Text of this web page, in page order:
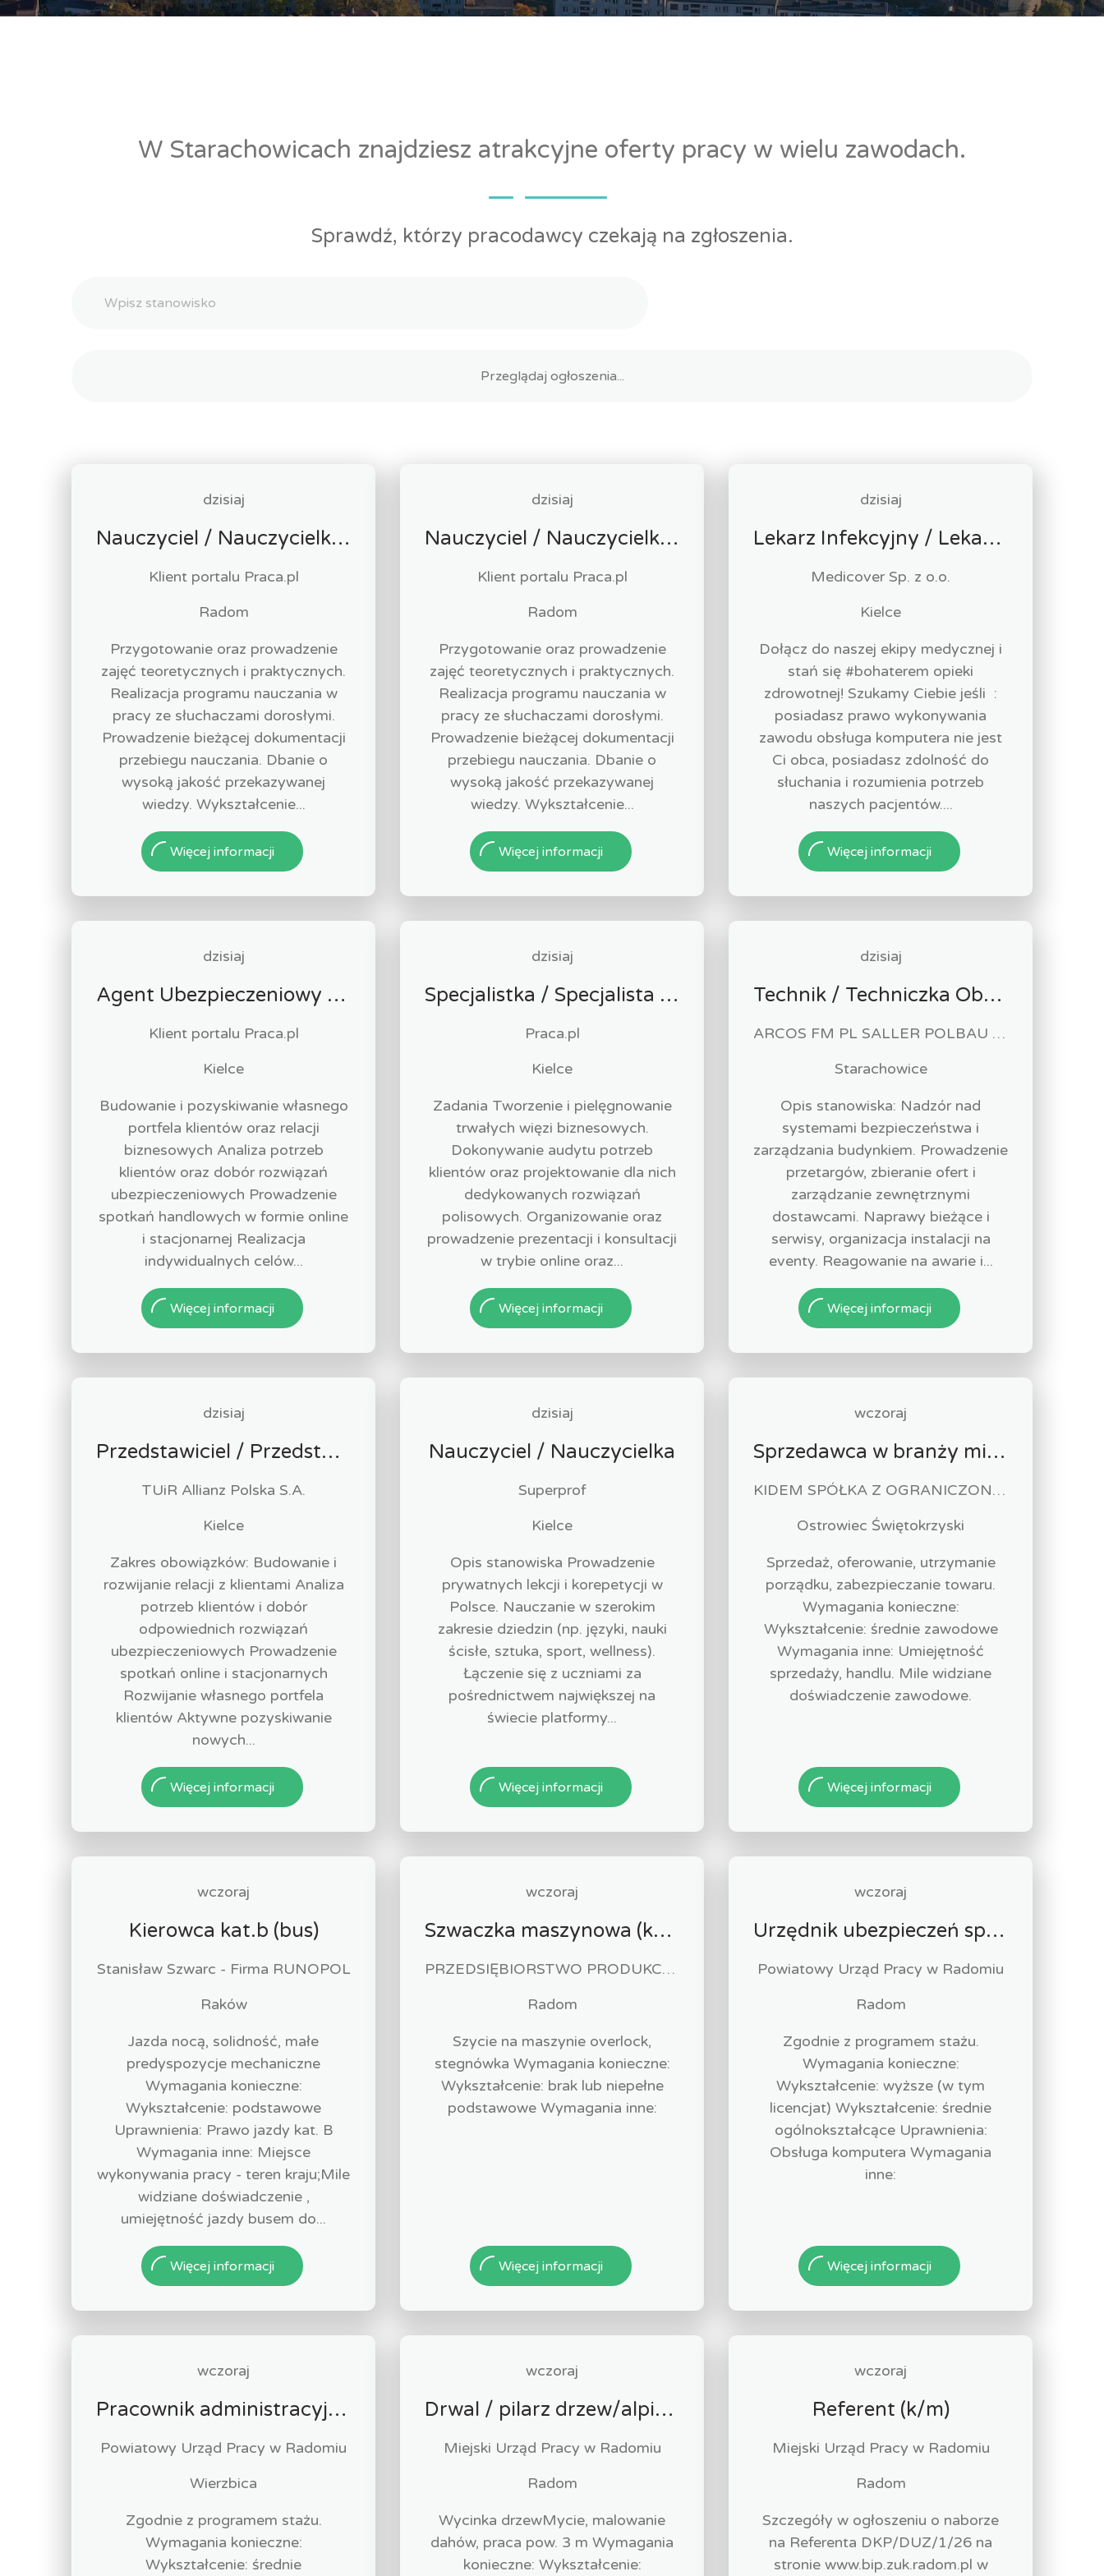
W Starachowicach znajdziesz atrakcyjne oferty pracy w wielu zawodach.
Sprawdź, którzy pracodawcy czekają na zgłoszenia.
dzisiaj
Nauczyciel / Nauczycielka - Opieka Medyczna
Klient portalu Praca.pl
Radom
Przygotowanie oraz prowadzenie
zajęć teoretycznych i praktycznych.
Realizacja programu nauczania w
pracy ze słuchaczami dorosłymi.
Prowadzenie bieżącej dokumentacji
przebiegu nauczania. Dbanie o
wysoką jakość przekazywanej
wiedzy. Wykształcenie...
Więcej informacji
dzisiaj
Nauczyciel / Nauczycielka - Masażysta / Masażystka
Klient portalu Praca.pl
Radom
Przygotowanie oraz prowadzenie
zajęć teoretycznych i praktycznych.
Realizacja programu nauczania w
pracy ze słuchaczami dorosłymi.
Prowadzenie bieżącej dokumentacji
przebiegu nauczania. Dbanie o
wysoką jakość przekazywanej
wiedzy. Wykształcenie...
Więcej informacji
dzisiaj
Lekarz Infekcyjny / Lekarka Infekcyjna
Medicover Sp. z o.o.
Kielce
Dołącz do naszej ekipy medycznej i
stań się #bohaterem opieki
zdrowotnej! Szukamy Ciebie jeśli ​ :
posiadasz prawo wykonywania
zawodu obsługa komputera nie jest
Ci obca, posiadasz zdolność do
słuchania i rozumienia potrzeb
naszych pacjentów....
Więcej informacji
dzisiaj
Agent Ubezpieczeniowy / Agentka Ubezpieczeniowa
Klient portalu Praca.pl
Kielce
Budowanie i pozyskiwanie własnego
portfela klientów oraz relacji
biznesowych Analiza potrzeb
klientów oraz dobór rozwiązań
ubezpieczeniowych Prowadzenie
spotkań handlowych w formie online
i stacjonarnej Realizacja
indywidualnych celów...
Więcej informacji
dzisiaj
Specjalistka / Specjalista ds. Sprzedaży ubezpieczeń
Praca.pl
Kielce
Zadania Tworzenie i pielęgnowanie
trwałych więzi biznesowych.
Dokonywanie audytu potrzeb
klientów oraz projektowanie dla nich
dedykowanych rozwiązań
polisowych. Organizowanie oraz
prowadzenie prezentacji i konsultacji
w trybie online oraz...
Więcej informacji
dzisiaj
Technik / Techniczka Obsługi Budynku
ARCOS FM PL SALLER POLBAU Sp. z o.o. Sp. K
Starachowice
Opis stanowiska: Nadzór nad
systemami bezpieczeństwa i
zarządzania budynkiem. Prowadzenie
przetargów, zbieranie ofert i
zarządzanie zewnętrznymi
dostawcami. Naprawy bieżące i
serwisy, organizacja instalacji na
eventy. Reagowanie na awarie i...
Więcej informacji
dzisiaj
Przedstawiciel / Przedstawicielka ds. sprzedaży ubezpieczeń majątkowych
TUiR Allianz Polska S.A.
Kielce
Zakres obowiązków: Budowanie i
rozwijanie relacji z klientami Analiza
potrzeb klientów i dobór
odpowiednich rozwiązań
ubezpieczeniowych Prowadzenie
spotkań online i stacjonarnych
Rozwijanie własnego portfela
klientów Aktywne pozyskiwanie
nowych...
Więcej informacji
dzisiaj
Nauczyciel / Nauczycielka
Superprof
Kielce
Opis stanowiska Prowadzenie
prywatnych lekcji i korepetycji w
Polsce. Nauczanie w szerokim
zakresie dziedzin (np. języki, nauki
ścisłe, sztuka, sport, wellness).
Łączenie się z uczniami za
pośrednictwem największej na
świecie platformy...
Więcej informacji
wczoraj
Sprzedawca w branży mięsnej
KIDEM SPÓŁKA Z OGRANICZONĄ ODPOWIEDZIALNOŚCIĄ
Ostrowiec Świętokrzyski
Sprzedaż, oferowanie, utrzymanie
porządku, zabezpieczanie towaru.
Wymagania konieczne:
Wykształcenie: średnie zawodowe
Wymagania inne: Umiejętność
sprzedaży, handlu. Mile widziane
doświadczenie zawodowe.
Więcej informacji
wczoraj
Kierowca kat.b (bus)
Stanisław Szwarc - Firma RUNOPOL
Raków
Jazda nocą, solidność, małe
predyspozycje mechaniczne
Wymagania konieczne:
Wykształcenie: podstawowe
Uprawnienia: Prawo jazdy kat. B
Wymagania inne: Miejsce
wykonywania pracy - teren kraju;Mile
widziane doświadczenie ,
umiejętność jazdy busem do...
Więcej informacji
wczoraj
Szwaczka maszynowa (k/m)
PRZEDSIĘBIORSTWO PRODUKCYJNO HANDLOWO USŁUGOWE "ZUZIA" Paweł Biliński
Radom
Szycie na maszynie overlock,
stegnówka Wymagania konieczne:
Wykształcenie: brak lub niepełne
podstawowe Wymagania inne:
Więcej informacji
wczoraj
Urzędnik ubezpieczeń społecznych-stażysta (k/m)
Powiatowy Urząd Pracy w Radomiu
Radom
Zgodnie z programem stażu.
Wymagania konieczne:
Wykształcenie: wyższe (w tym
licencjat) Wykształcenie: średnie
ogólnokształcące Uprawnienia:
Obsługa komputera Wymagania
inne:
Więcej informacji
wczoraj
Pracownik administracyjny (k/m)
Powiatowy Urząd Pracy w Radomiu
Wierzbica
Zgodnie z programem stażu.
Wymagania konieczne:
Wykształcenie: średnie
wczoraj
Drwal / pilarz drzew/alpinista (k/m)
Miejski Urząd Pracy w Radomiu
Radom
Wycinka drzewMycie, malowanie
dahów, praca pow. 3 m Wymagania
konieczne: Wykształcenie:
wczoraj
Referent (k/m)
Miejski Urząd Pracy w Radomiu
Radom
Szczegóły w ogłoszeniu o naborze
na Referenta DKP/DUZ/1/26 na
stronie www.bip.zuk.radom.pl w